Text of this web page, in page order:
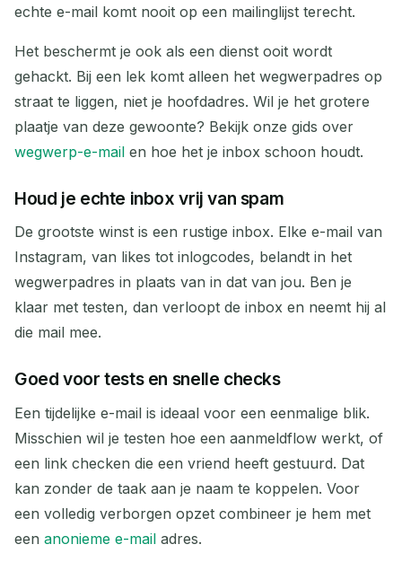
Verwijder Geselecteerd Verander E-mail
Vernieuwen
Volgende vernieuwing in15seconden
AFZENDER ONDERWERP ACTIE
Vernieuwen
echte e-mail komt nooit op een mailinglijst terecht.
Het beschermt je ook als een dienst ooit wordt
gehackt. Bij een lek komt alleen het wegwerpadres op
straat te liggen, niet je hoofdadres. Wil je het grotere
plaatje van deze gewoonte? Bekijk onze gids over
wegwerp-e-mail en hoe het je inbox schoon houdt.
Houd je echte inbox vrij van spam
De grootste winst is een rustige inbox. Elke e-mail van
Instagram, van likes tot inlogcodes, belandt in het
wegwerpadres in plaats van in dat van jou. Ben je
klaar met testen, dan verloopt de inbox en neemt hij al
die mail mee.
Goed voor tests en snelle checks
Een tijdelijke e-mail is ideaal voor een eenmalige blik.
Misschien wil je testen hoe een aanmeldflow werkt, of
een link checken die een vriend heeft gestuurd. Dat
kan zonder de taak aan je naam te koppelen. Voor
een volledig verborgen opzet combineer je hem met
een anonieme e-mail adres.